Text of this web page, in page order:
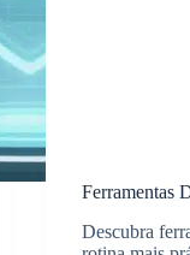
Ferramentas
Descubra